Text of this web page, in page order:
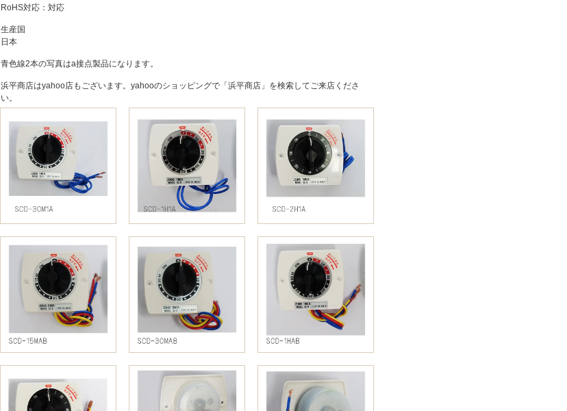
RoHS対応：対応
生産国
日本
青色線2本の写真はa接点製品になります。
浜平商店はyahoo店もございます。yahooのショッピングで「浜平商店」を検索してご来店くださ
い。